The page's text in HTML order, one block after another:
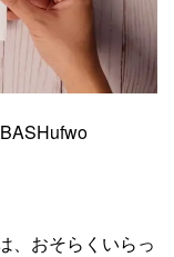
）にもた
ソシエイト
事のご依頼
、おそらくいらっ